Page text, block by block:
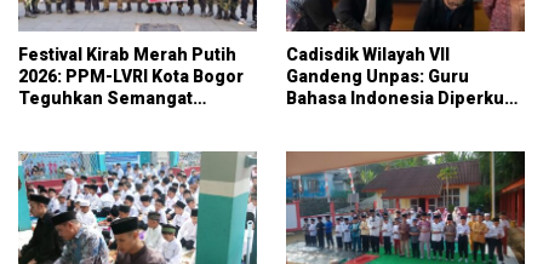
Festival Kirab Merah Putih
2026: PPM-LVRI Kota Bogor
Teguhkan Semangat
Cadisdik Wilayah VII
Gandeng Unpas: Guru
Bahasa Indonesia Diperkuat